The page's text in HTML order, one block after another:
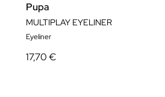
Pupa
MULTIPLAY EYELINER
Eyeliner
17,70 €